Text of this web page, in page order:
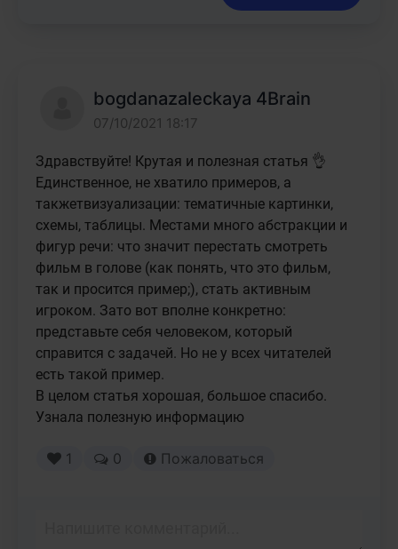
bogdanazaleckaya 4Brain
07/10/2021 18:17
Здравствуйте! Крутая и полезная статья 👌
Единственное, не хватило примеров, а
такжетвизуализации: тематичные картинки,
схемы, таблицы. Местами много абстракции и
фигур речи: что значит перестать смотреть
фильм в голове (как понять, что это фильм,
так и просится пример;), стать активным
игроком. Зато вот вполне конкретно:
представьте себя человеком, который
справится с задачей. Но не у всех читателей
есть такой пример.
В целом статья хорошая, большое спасибо.
Узнала полезную информацию
1 0 Пожаловаться